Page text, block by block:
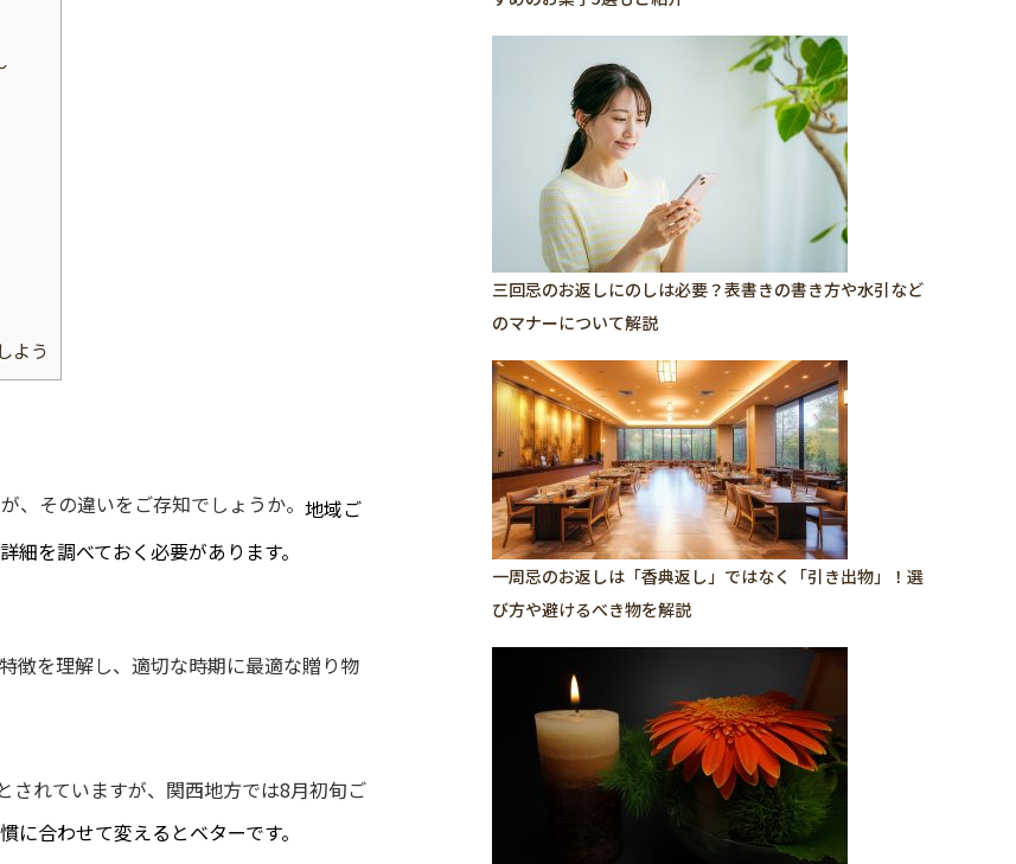
よう
、その違いをご存知でしょうか。 地域ご
を調べておく必要があります。
徴を理解し、適切な時期に最適な贈り物
されていますが、関西地方では8月初旬ご
に合わせて変えるとベターです。
三回忌のお返しにのしは必要？表書きの書き方や水引など
のマナーについて解説
一周忌のお返しは「香典返し」ではなく「引き出物」！選
び方や避けるべき物を解説